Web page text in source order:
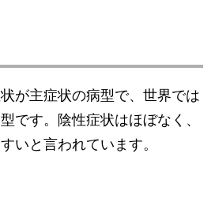
が主症状の病型で、世界では
です。陰性症状はほぼなく、
いと言われています。